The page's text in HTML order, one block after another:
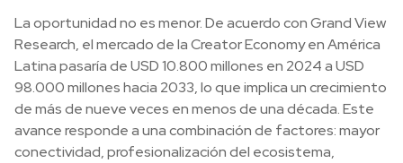
La oportunidad no es menor. De acuerdo con Grand View
Research, el mercado de la Creator Economy en América
Latina pasaría de USD 10.800 millones en 2024 a USD
98.000 millones hacia 2033, lo que implica un crecimiento
de más de nueve veces en menos de una década. Este
avance responde a una combinación de factores: mayor
conectividad, profesionalización del ecosistema,